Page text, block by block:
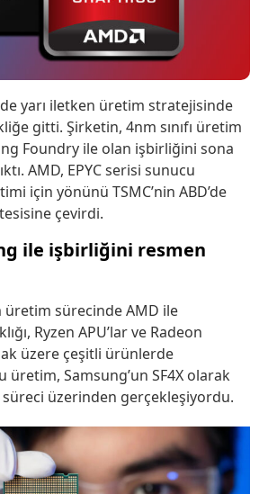
yarı iletken üretim stratejisinde
gitti. Şirketin, 4nm sınıfı üretim
Foundry ile olan işbirliğini sona
AMD, EPYC serisi sunucu
için yönünü TSMC’nin ABD’de
çevirdi.
ile işbirliğini resmen
üretim sürecinde AMD ile
Ryzen APU’lar ve Radeon
üzere çeşitli ürünlerde
üretim, Samsung’un SF4X olarak
süreci üzerinden gerçekleşiyordu.